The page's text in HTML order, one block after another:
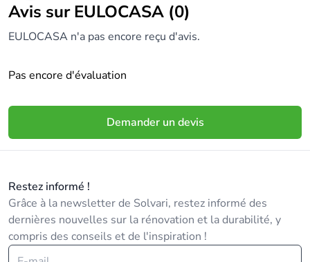
Avis sur EULOCASA (0)
EULOCASA n'a pas encore reçu d'avis.
Pas encore d'évaluation
Demander un devis
Restez informé !
Grâce à la newsletter de Solvari, restez informé des
dernières nouvelles sur la rénovation et la durabilité, y
compris des conseils et de l'inspiration !